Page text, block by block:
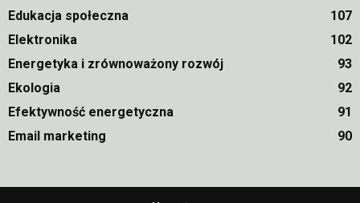
Edukacja społeczna
107
Elektronika
102
Energetyka i zrównoważony rozwój
93
Ekologia
92
Efektywność energetyczna
91
Email marketing
90